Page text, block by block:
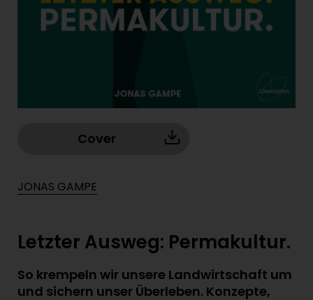
Cover
JONAS GAMPE
Letzter Ausweg: Permakultur.
So krempeln wir unsere Landwirtschaft um
und sichern unser Überleben. Konzepte,